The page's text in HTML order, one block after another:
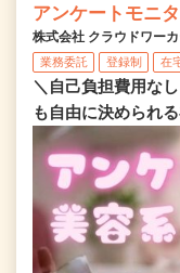
アンケートモニ
株式会社 クラウドワー
業務委託 登録制 在
＼自己負担費用な
も自由に決められ